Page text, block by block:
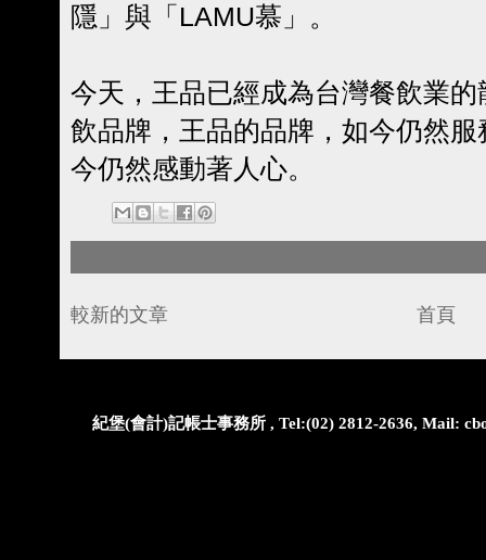
隱」與「LAMU慕」。
今天，王品已經成為台灣餐飲業
飲品牌，王品的品牌，如今仍然
今仍然感動著人心。
較新的文章 首頁
紀堡(會計)記帳士事務所 , Tel:(02) 2812-2636, Mail: